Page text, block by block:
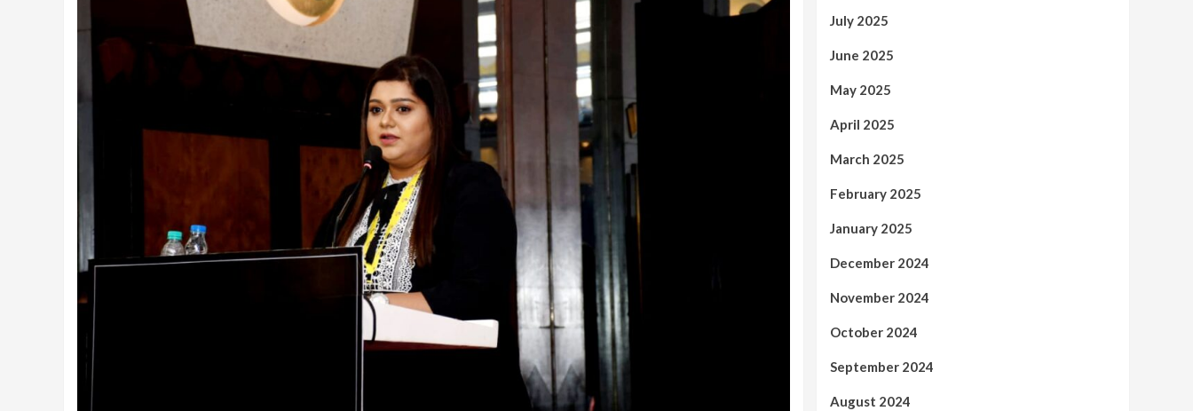
July 2025
June 2025
May 2025
April 2025
March 2025
February 2025
January 2025
December 2024
November 2024
October 2024
September 2024
August 2024